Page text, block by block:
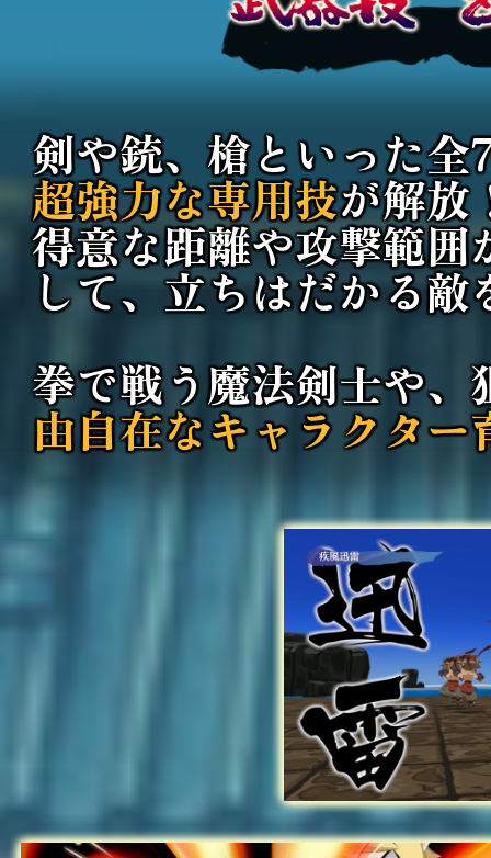
剣や銃、槍といった
超強力な専用技が解放
得意な距離や攻撃範
して、立ちはだかる敵
拳で戦う魔法剣士や
由自在なキャラクター